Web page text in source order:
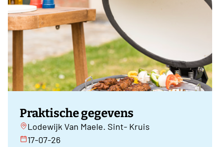
Praktische gegevens
Lodewijk Van Maele. Sint- Kruis
17-07-26